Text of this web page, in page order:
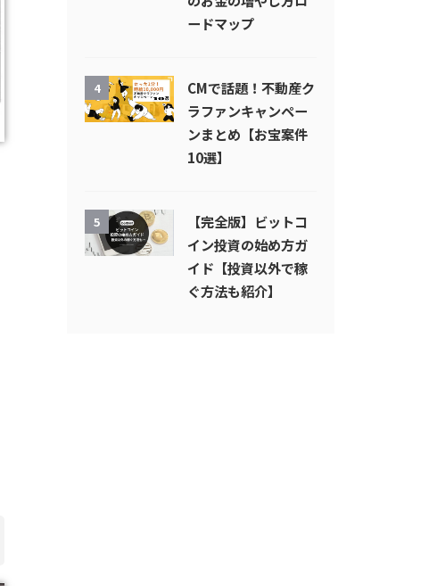
ードマップ
4
CMで話題！不動産ク
ラファンキャンペー
ンまとめ【お宝案件
10選】
5
【完全版】ビットコ
イン投資の始め方ガ
イド【投資以外で稼
ぐ方法も紹介】